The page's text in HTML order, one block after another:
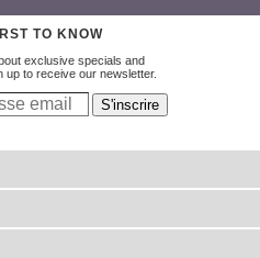
TO KNOW
exclusive specials and
up to receive our newsletter.